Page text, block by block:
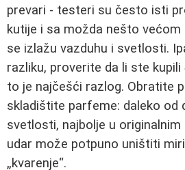
prevari - testeri su često isti
kutije i sa možda nešto
se izlažu vazduhu i svetlosti.
razliku, proverite da li ste kupili
to je najčešći razlog. Obratite
skladištite parfeme: daleko od
svetlosti, najbolje u
udar može potpuno uništiti
„kvarenje“.